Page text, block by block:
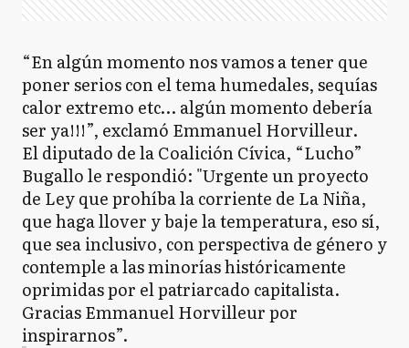
“En algún momento nos vamos a tener que
poner serios con el tema humedales, sequías
calor extremo etc… algún momento debería
ser ya!!!”, exclamó Emmanuel Horvilleur.
El diputado de la Coalición Cívica, “Lucho”
Bugallo le respondió: "Urgente un proyecto
de Ley que prohíba la corriente de La Niña,
que haga llover y baje la temperatura, eso sí,
que sea inclusivo, con perspectiva de género y
contemple a las minorías históricamente
oprimidas por el patriarcado capitalista.
Gracias Emmanuel Horvilleur por
inspirarnos”.